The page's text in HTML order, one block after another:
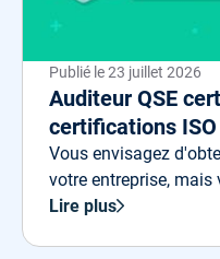
Publié le23 juillet 2026
Auditeur QSE
certifications ISO
Vous envisagez
votre entreprise,
comment garantir la
Lire plus